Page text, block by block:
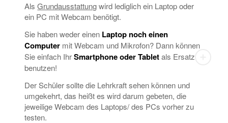
AlsGrundausstattungwird lediglich ein Laptop oder
ein PC mit Webcam benötigt.
Sie haben weder einen Laptop noch einen
Computer mit Webcam und Mikrofon? Dann können
Sie einfach IhrSmartphone oder Tabletals Ersatz
benutzen!
Der Schüler sollte die Lehrkraft sehen können und
umgekehrt, das heißt es wird darum gebeten, die
jeweilige Webcam des Laptops/ des PCs vorher zu
testen.